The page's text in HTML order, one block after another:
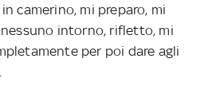
camerino, mi preparo, mi
intorno, rifletto, mi
per poi dare agli